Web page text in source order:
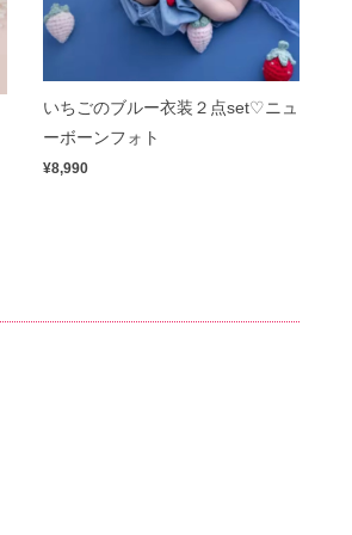
いちごのブルー衣装２点set♡ニュ
ーボーンフォト
¥8,990